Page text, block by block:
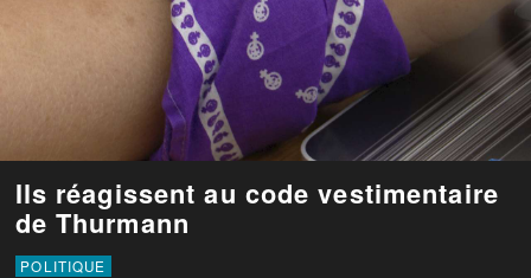
Ils réagissent au code vestimentaire
de Thurmann
POLITIQUE